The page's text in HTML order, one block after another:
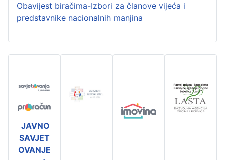
Obavijest biračima-Izbori za članove vijeća i
predstavnike nacionalnih manjina
JAVNO
SAVJET
OVANJE